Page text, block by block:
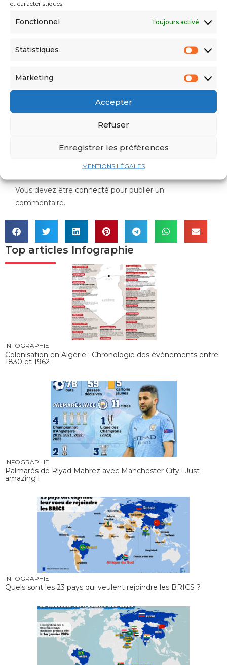
et caractéristiques.
Fonctionnel Toujours activé
Statistiques
Marketing
Accepter
Refuser
Enregistrer les préférences
MENTIONS LÉGALES
000 demandes réceptionnées et 1,4
millions d’euros de frais générés.
le .pdf
Télécharger
Laisser un commentaire
Vous devez être connecté pour publier un
commentaire.
Top articles Infographie
INFOGRAPHIE
Colonisation en Algérie : Chronologie des événements entre
1830 et 1962
INFOGRAPHIE
Palmarès de Riyad Mahrez avec Manchester City : Just
amazing !
INFOGRAPHIE
Quels sont les 23 pays qui veulent rejoindre les BRICS ?